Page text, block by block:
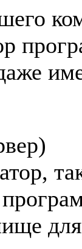
для